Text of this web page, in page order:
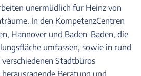
unermüdlich für Heinz von
In den KompetenzCentren
Hannover und Baden-Baden, die
umfassen, sowie in rund
Stadtbüros
Beratung und